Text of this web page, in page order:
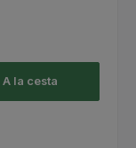
A la cesta